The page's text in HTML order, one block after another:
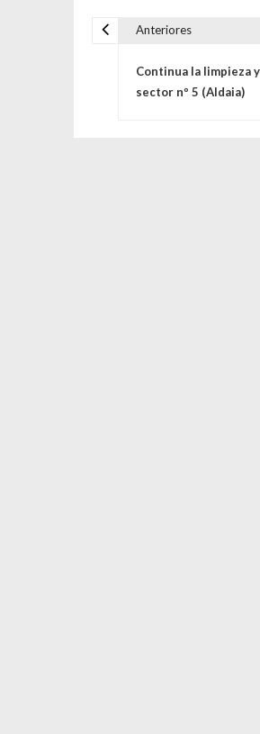
Anteriores
Continua la limpieza
sector nº 5 (Aldaia)